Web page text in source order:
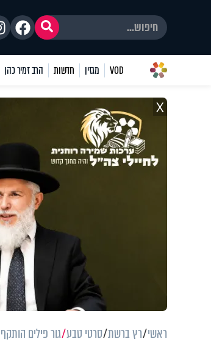
VOD מגזין חדשות הרב זמיר כהן
X
ראשי רץ ברשת סרטי טבע גור פילים